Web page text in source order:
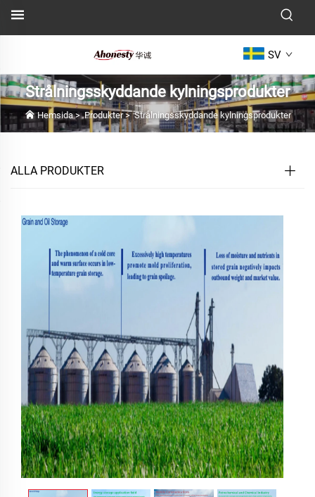
SV
Strålningsskyddande kylningsprodukter
Hemsida>Produkter>Strålningsskyddande kylningsprodukter
ALLA PRODUKTER